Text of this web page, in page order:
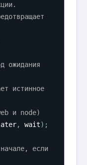
ожидания
истинное
и node)
, wait) ;
если